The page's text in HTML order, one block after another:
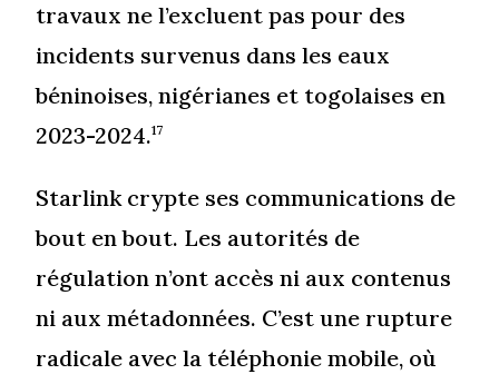
travaux ne l’excluent pas pour des
incidents survenus dans les eaux
béninoises, nigérianes et togolaises en
2023-2024.17
Starlink crypte ses communications de
bout en bout. Les autorités de
régulation n’ont accès ni aux contenus
ni aux métadonnées. C’est une rupture
radicale avec la téléphonie mobile, où